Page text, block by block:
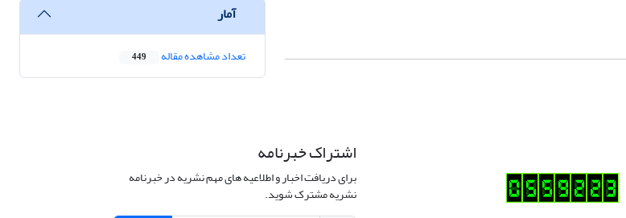
آمار
تعداد مشاهده مقاله 449
اشتراک خبرنامه
برای دریافت اخبار و اطلاعیه های مهم نشریه در خبرنامه
نشریه مشترک شوید.